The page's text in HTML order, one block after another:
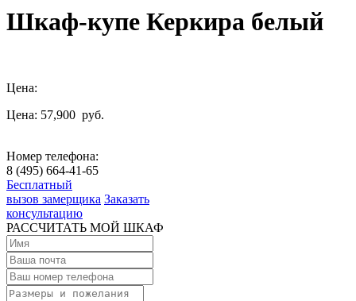
Шкаф-купе Керкира белый
Цена:
Цена: 57,900 руб.
Номер телефона:
8 (495) 664-41-65
Бесплатный
вызов замерщика Заказать
консультацию
РАССЧИТАТЬ МОЙ ШКАФ